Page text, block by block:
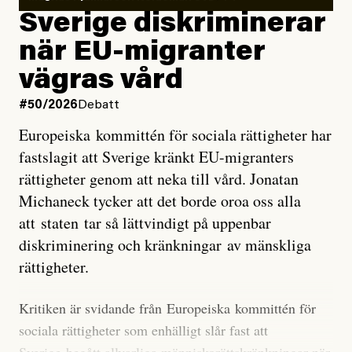
utveckla sig. El Niño är ett återkommande
väderfenomen som uppstår när havsvattnet i delar av
Stilla havet blir ovanligt varmt. Det påverkar vädret
över stora delar av världen och under
forskare allt oftare varnat för att den här El Niñon
Det verkar vara en underdrift, menar nu Zeke
Hausfather.
”Det ser ut som att årets El Niño inte bara med stor
sannolikhet kommer att bli den starkaste sedan
tillförlitliga mätningar inleddes – den kan till och med
marginal”, skriver han.
Sverige diskriminerar
när EU-migranter
vägras vård
#50/2026 Debatt
Europeiska kommittén för sociala rättigheter har
fastslagit att Sverige kränkt EU-migranters
rättigheter genom att neka till vård. Jonatan
Michaneck tycker att det borde oroa oss alla
att staten tar så lättvindigt på uppenbar
diskriminering och kränkningar av mänskliga
rättigheter.
Kritiken är svidande från Europeiska kommittén för
sociala rättigheter som enhälligt slår fast att